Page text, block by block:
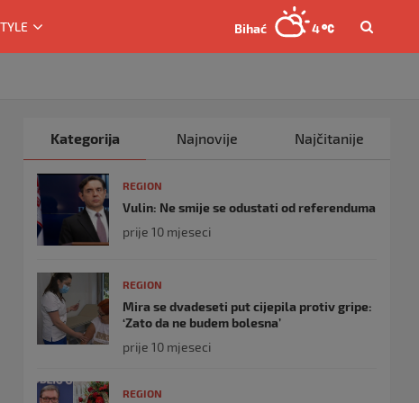
Bihać 4
Kategorija Najnovije Najčitanije
REGION
Vulin: Ne smije se odustati od referenduma
prije 10 mjeseci
REGION
Mira se dvadeseti put cijepila protiv gripe:
‘Zato da ne budem bolesna’
prije 10 mjeseci
REGION